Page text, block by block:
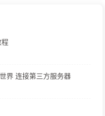
界 连接第三方服务器